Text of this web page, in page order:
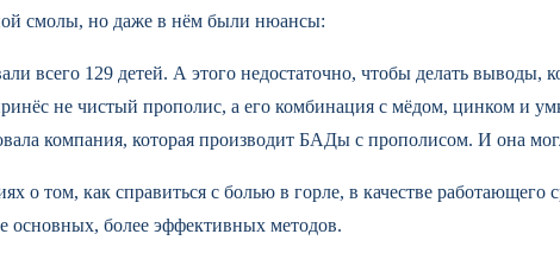
смолы, но даже в нём были нюансы:
всего 129 детей. А этого недостаточно, чтобы делать
не чистый прополис, а его комбинация с мёдом, цинком и
компания, которая производит БАДы с прополисом. И она
о том, как справиться с болью в горле, в качестве
основных, более эффективных методов.